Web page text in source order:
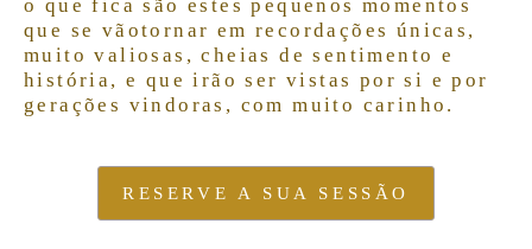
o que fica são estes pequenos momentos
que se vãotornar em recordações únicas,
muito valiosas, cheias de sentimento e
história, e que irão ser vistas por si e por
gerações vindoras, com muito carinho.
RESERVE A SUA SESSÃO